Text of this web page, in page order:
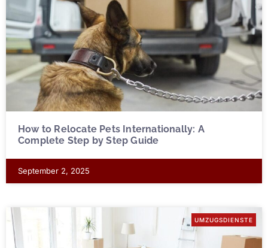
How to Relocate Pets Internationally: A
Complete Step by Step Guide
September 2, 2025
UMZUGSDIENSTE